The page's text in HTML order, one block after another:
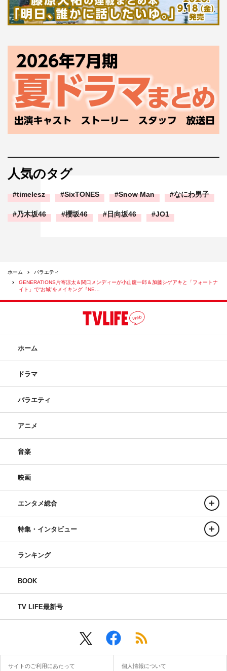
人気のタグ
timelesz SixTONES Snow Man なにわ男子
乃木坂46 櫻坂46 日向坂46 JO1
ホーム
バラエティ
GENERATIONS片寄涼太＆関口メンディーが小山慶一郎＆加藤シゲアキと「フォートナ
イト」で“お城”をメイキング『NE…
ホーム
ドラマ
バラエティ
アニメ
音楽
映画
エンタメ総合
特集・インタビュー
ランキング
BOOK
TV LIFE最新号
サイトのご利用にあたって 個人情報について